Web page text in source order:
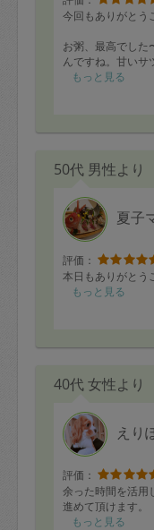
今回もありがとう
お粥、最高でし
んですね。甘いサ
いました、、！
ブロッコリーの
プに入ってないや
また次回も宜しく
もっと見る
50代 男性より
夏子
評価：
本日もありがとう
もっと見る
40代 女性より
えり
評価：
余った時間を活用
進めて頂けます。
もっと見る